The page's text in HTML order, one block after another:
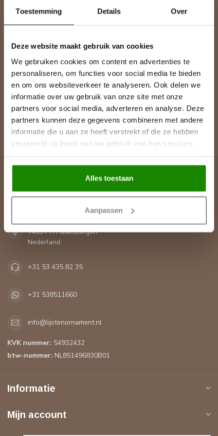
Toestemming Details Over
Deze website maakt gebruik van cookies
We gebruiken cookies om content en advertenties te
personaliseren, om functies voor social media te bieden
en om ons websiteverkeer te analyseren. Ook delen we
informatie over uw gebruik van onze site met onze
partners voor social media, adverteren en analyse. Deze
partners kunnen deze gegevens combineren met andere
informatie die u aan ze heeft verstrekt of die ze hebben
verzameld op basis van uw gebruik van hun services.
Alles toestaan
Aanpassen
Meer informatie
Heeft u een vraag over een product of uw bestelling? Op onze
klantenservicepagina vindt u onze contactgegevens, antwoorden
op veelgestelde vragen en alle mogelijkheden om contact met
ons op te nemen.
Klantenservice
Abonneer je op onze nieuwsbrief
Blijf op de hoogte over onze laatste acties
Contactgegevens
De Greune 28A
7483 PH Haaksbergen
Nederland
+31 53 435 82 35
+31 538511660
info@lijstenornament.nl
KVK nummer: 54932432
btw-nummer: NL851496830B01
Informatie
Mijn account